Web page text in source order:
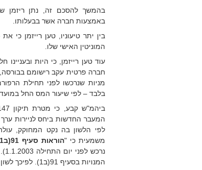
בהמשך להסכם זה, נתן ריזמן
באמצעות חברה אשר בבעלותו.
בין יתר טיעוניו, טען רייזמן כי
המוניטין האישי שלו.
חברה פרטית עקב רישומם בבורסה,
בלבד – לפי שיעור המס החל
משמעית כי "הוראות סעיף 91(ב1) לפקודה לא יחולו לגבי נייר ערך כאמור
המנויות בסעיף 91(ב1). לפיכך לשון החוק תומכת בעמדת ריזמן.